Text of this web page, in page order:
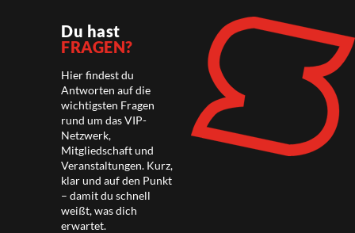
Du hast
FRAGEN?
Hier findest du
Antworten auf die
wichtigsten Fragen
rund um das VIP-
Netzwerk,
Mitgliedschaft und
Veranstaltungen. Kurz,
klar und auf den Punkt
– damit du schnell
weißt, was dich
erwartet.